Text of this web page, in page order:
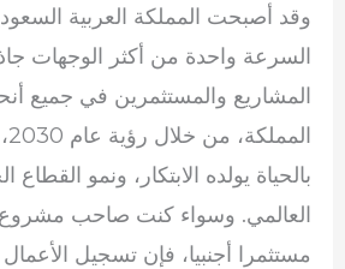
وقد أصبحت المملكة العربية
السرعة واحدة من أكثر الوجهات
المشاريع والمستثمرين في جميع
بالحياة يولده الابتكار، ونمو القطاع
العالمي. وسواء كنت صاحب
مستثمرا أجنبيا، فإن تسجيل